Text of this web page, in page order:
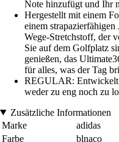
Note hinzufügt und Ihr
Hergestellt mit einem
einem
Wege-Stretchstoff, der
Sie auf dem Golfplatz
genießen, das
für alles, was der Tag
REGULAR: Entwickelt
weder zu eng noch zu
Zusätzliche Informationen
Marke
adidas
Farbe
blnaco